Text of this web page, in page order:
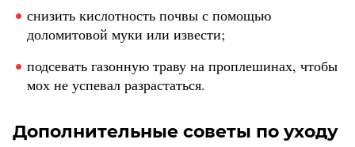
снизить кислотность почвы с помощью
доломитовой муки или извести;
подсевать газонную траву на проплешинах, чтобы
мох не успевал разрастаться.
Дополнительные советы по уходу